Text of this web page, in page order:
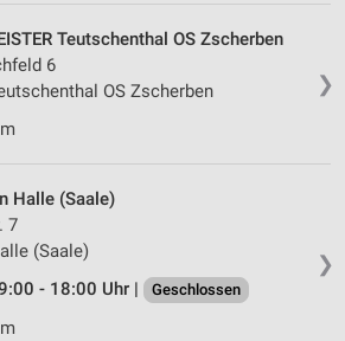
❯
Teutschenthal OS Zscherben
6
OS Zscherben
❯
Halle (Saale)
7
(Saale)
- 18:00 Uhr |
Geschlossen